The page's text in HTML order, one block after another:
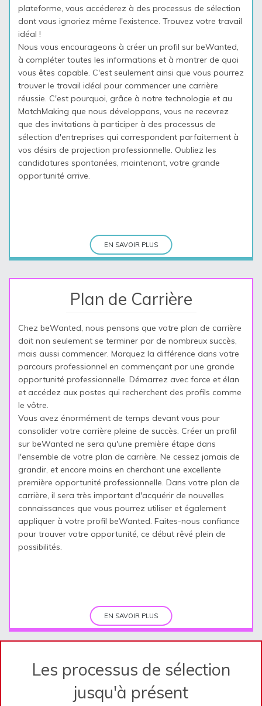
plateforme, vous accéderez à des processus de sélection
dont vous ignoriez même l'existence. Trouvez votre travail
idéal !
Nous vous encourageons à créer un profil sur beWanted,
à compléter toutes les informations et à montrer de quoi
vous êtes capable. C'est seulement ainsi que vous pourrez
trouver le travail idéal pour commencer une carrière
réussie. C'est pourquoi, grâce à notre technologie et au
MatchMaking que nous développons, vous ne recevrez
que des invitations à participer à des processus de
sélection d'entreprises qui correspondent parfaitement à
vos désirs de projection professionnelle. Oubliez les
candidatures spontanées, maintenant, votre grande
opportunité arrive.
EN SAVOIR PLUS
Plan de Carrière
Chez beWanted, nous pensons que votre plan de carrière
doit non seulement se terminer par de nombreux succès,
mais aussi commencer. Marquez la différence dans votre
parcours professionnel en commençant par une grande
opportunité professionnelle. Démarrez avec force et élan
et accédez aux postes qui recherchent des profils comme
le vôtre.
Vous avez énormément de temps devant vous pour
consolider votre carrière pleine de succès. Créer un profil
sur beWanted ne sera qu'une première étape dans
l'ensemble de votre plan de carrière. Ne cessez jamais de
grandir, et encore moins en cherchant une excellente
première opportunité professionnelle. Dans votre plan de
carrière, il sera très important d'acquérir de nouvelles
connaissances que vous pourrez utiliser et également
appliquer à votre profil beWanted. Faites-nous confiance
pour trouver votre opportunité, ce début rêvé plein de
possibilités.
EN SAVOIR PLUS
Les processus de sélection
jusqu'à présent